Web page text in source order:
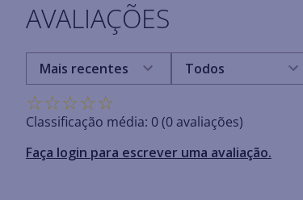
AVALIAÇÕES
☆☆☆☆☆
Classificação média: 0(0 avaliações)
Faça login para escrever uma avaliação.
Mais recentes Todos